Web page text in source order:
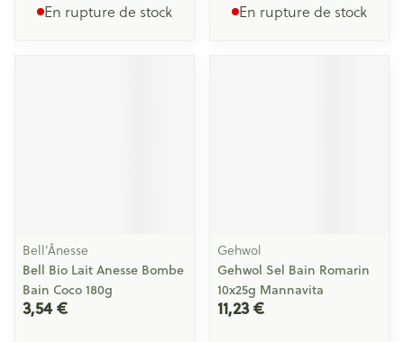
En rupture de stock En rupture de stock
Bell’Ânesse
Bell Bio Lait Anesse Bombe
Bain Coco 180g
3,54 €
Gehwol
Gehwol Sel Bain Romarin
10x25g Mannavita
11,23 €